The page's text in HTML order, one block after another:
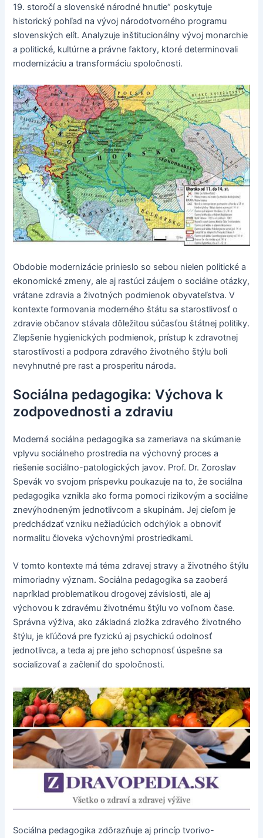
19. storočí a slovenské národné hnutie“ poskytuje
historický pohľad na vývoj národotvorného programu
slovenských elít. Analyzuje inštitucionálny vývoj monarchie
a politické, kultúrne a právne faktory, ktoré determinovali
modernizáciu a transformáciu spoločnosti.
Obdobie modernizácie prinieslo so sebou nielen politické a
ekonomické zmeny, ale aj rastúci záujem o sociálne otázky,
vrátane zdravia a životných podmienok obyvateľstva. V
kontexte formovania moderného štátu sa starostlivosť o
zdravie občanov stávala dôležitou súčasťou štátnej politiky.
Zlepšenie hygienických podmienok, prístup k zdravotnej
starostlivosti a podpora zdravého životného štýlu boli
nevyhnutné pre rast a prosperitu národa.
Sociálna pedagogika: Výchova k
zodpovednosti a zdraviu
Moderná sociálna pedagogika sa zameriava na skúmanie
vplyvu sociálneho prostredia na výchovný proces a
riešenie sociálno-patologických javov. Prof. Dr. Zoroslav
Spevák vo svojom príspevku poukazuje na to, že sociálna
pedagogika vznikla ako forma pomoci rizikovým a sociálne
znevýhodneným jednotlivcom a skupinám. Jej cieľom je
predchádzať vzniku nežiadúcich odchýlok a obnoviť
normalitu človeka výchovnými prostriedkami.
V tomto kontexte má téma zdravej stravy a životného štýlu
mimoriadny význam. Sociálna pedagogika sa zaoberá
napríklad problematikou drogovej závislosti, ale aj
výchovou k zdravému životnému štýlu vo voľnom čase.
Správna výživa, ako základná zložka zdravého životného
štýlu, je kľúčová pre fyzickú aj psychickú odolnosť
jednotlivca, a teda aj pre jeho schopnosť úspešne sa
socializovať a začleniť do spoločnosti.
Sociálna pedagogika zdôrazňuje aj princíp tvorivo-